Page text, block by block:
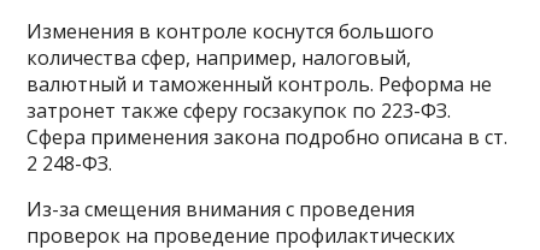
Изменения в контроле коснутся большого
количества сфер, например, налоговый,
валютный и таможенный контроль. Реформа не
затронет также сферу госзакупок по 223-ФЗ.
Сфера применения закона подробно описана в ст.
2 248-ФЗ.
Из-за смещения внимания с проведения
проверок на проведение профилактических